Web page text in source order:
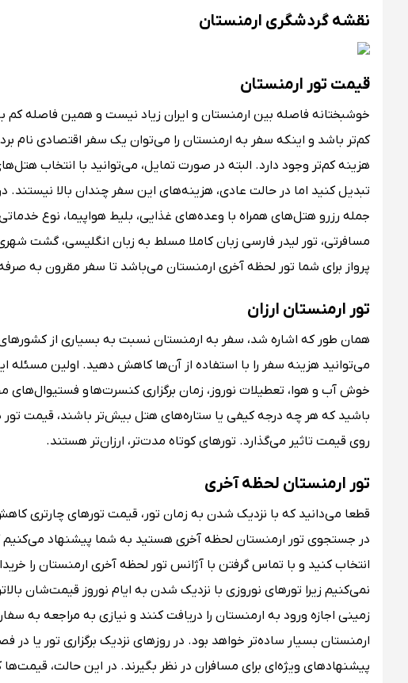
نقشه گردشگری ارمنستان
قیمت تور ارمنستان
خوشبختانه فاصله بین ارمنستان و ایران زیاد نیست و همین فاصله
کم‌تر باشد و اینکه سفر به ارمنستان را می‌توان یک سفر اقتصادی نام
هزینه کم‌تر وجود دارد. البته در صورت تمایل، می‌توانید با انتخاب
تبدیل کنید اما در حالت عادی، هزینه‌های این سفر چندان بالا
جمله رزرو هتل‌های همراه با وعده‌های غذایی، بلیط هواپیما، نوع
مسافرتی، تور لیدر فارسی زبان کاملا مسلط به زبان انگلیسی، گشت
پرواز برای شما تور لحظه آخری ارمنستان می‌باشد تا سفر مقرون به صرفه
تور ارمنستان ارزان
همان طور که اشاره شد، سفر به ارمنستان نسبت به بسیاری از
می‌توانید هزینه سفر را با استفاده از آن‌ها کاهش دهید. اولین
خوش آب و هوا، تعطیلات نوروز، زمان برگزاری کنسرت‌ها و
باشید که هر چه درجه کیفی یا ستاره‌های هتل بیش‌تر باشند، قیمت
روی قیمت تاثیر می‌گذارد. تورهای کوتاه مدت‌تر، ارزان‌تر هستند.
تور ارمنستان لحظه آخری
قطعا می‌دانید که با نزدیک شدن به زمان تور، قیمت تورهای چارتری
در جستجوی تور ارمنستان لحظه آخری هستید به شما پیشنهاد می‌کنیم
انتخاب کنید و با تماس گرفتن با آژانس تور لحظه آخری ارمنستان را
نمی‌کنیم زیرا تورهای نوروزی با نزدیک شدن به ایام نوروز قیمت‌شان
زمینی اجازه ورود به ارمنستان را دریافت کنند و نیازی به مراجعه به
ارمنستان بسیار ساده‌تر خواهد بود. در روزهای نزدیک برگزاری تور یا
پیشنهادهای ویژه‌ای برای مسافران در نظر بگیرند. در این حالت،